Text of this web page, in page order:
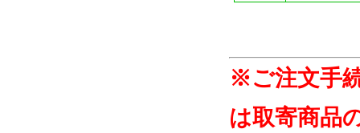
※ご注文手
は取寄商品